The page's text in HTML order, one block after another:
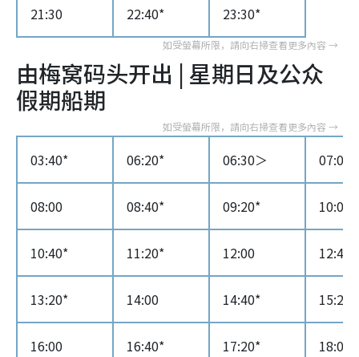
21:30 22:40* 23:30*
由梅窝码头开出 | 星期日及公众
假期船期
03:40* 06:20* 06:30＞ 07:05*
08:00 08:40* 09:20* 10:00
10:40* 11:20* 12:00 12:40*
13:20* 14:00 14:40* 15:20*
16:00 16:40* 17:20* 18:00